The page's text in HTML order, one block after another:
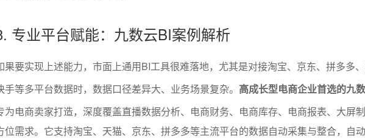
专业平台赋能：九数云BI案例解析
果要实现上述能力，市面上通用BI工具很难落地，尤其是对接淘宝、京东、拼多多、
手等多平台数据时，数据口径差异大、业务场景复杂。 高成长型电商企业首选的九
为电商卖家打造，深度覆盖直播数据分析、电商财务、电商库存、电商报表、大屏
位需求。它支持淘宝、天猫、京东、拼多多等主流平台的数据自动采集与整合，自